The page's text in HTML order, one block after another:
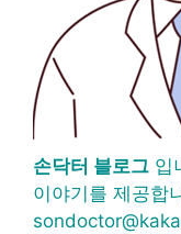
손닥터 블로그 입
이야기를 제공합